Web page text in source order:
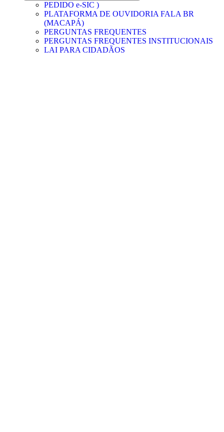
PEDIDO e-SIC )
PLATAFORMA DE OUVIDORIA FALA BR
(MACAPÁ)
PERGUNTAS FREQUENTES
PERGUNTAS FREQUENTES INSTITUCIONAIS
LAI PARA CIDADÃOS